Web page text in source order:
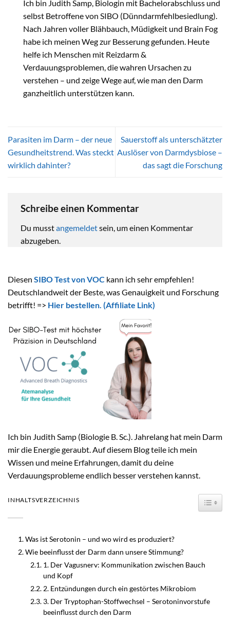
Ich bin Judith Samp, Biologin mit Bachelorabschluss und
selbst Betroffene von SIBO (Dünndarmfehlbesiedlung).
Nach Jahren voller Blähbauch, Müdigkeit und Brain Fog
habe ich meinen Weg zur Besserung gefunden. Heute
helfe ich Menschen mit Reizdarm &
Verdauungsproblemen, die wahren Ursachen zu
verstehen – und zeige Wege auf, wie man den Darm
ganzheitlich unterstützen kann.
Parasiten im Darm – der neue
Gesundheitstrend. Was steckt
wirklich dahinter?
Sauerstoff als unterschätzter
Auslöser von Darmdysbiose –
das sagt die Forschung
Schreibe einen Kommentar
Du musstangemeldetsein, um einen Kommentar
abzugeben.
Diesen SIBO Test von VOC kann ich sehr empfehlen!
Deutschlandweit der Beste, was Genauigkeit und Forschung
betrifft! => Hier bestellen. (Affiliate Link)
Ich bin Judith Samp (Biologie B. Sc.). Jahrelang hat mein Darm
mir die Energie geraubt. Auf diesem Blog teile ich mein
Wissen und meine Erfahrungen, damit du deine
Verdauungsprobleme endlich besser verstehen kannst.
INHALTSVERZEICHNIS
Was ist Serotonin – und wo wird es produziert?
Wie beeinflusst der Darm dann unsere Stimmung?
1. Der Vagusnerv: Kommunikation zwischen Bauch
und Kopf
2. Entzündungen durch ein gestörtes Mikrobiom
3. Der Tryptophan-Stoffwechsel – Serotoninvorstufe
beeinflusst durch den Darm